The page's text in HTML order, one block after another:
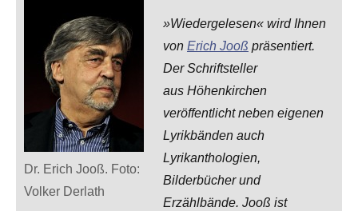
Dr. Erich Jooß. Foto:
Volker Derlath
»Wiedergelesen« wird Ihnen
von Erich Jooß präsentiert.
Der Schriftsteller
aus Höhenkirchen
veröffentlicht neben eigenen
Lyrikbänden auch
Lyrikanthologien,
Bilderbücher und
Erzählbände. Jooß ist